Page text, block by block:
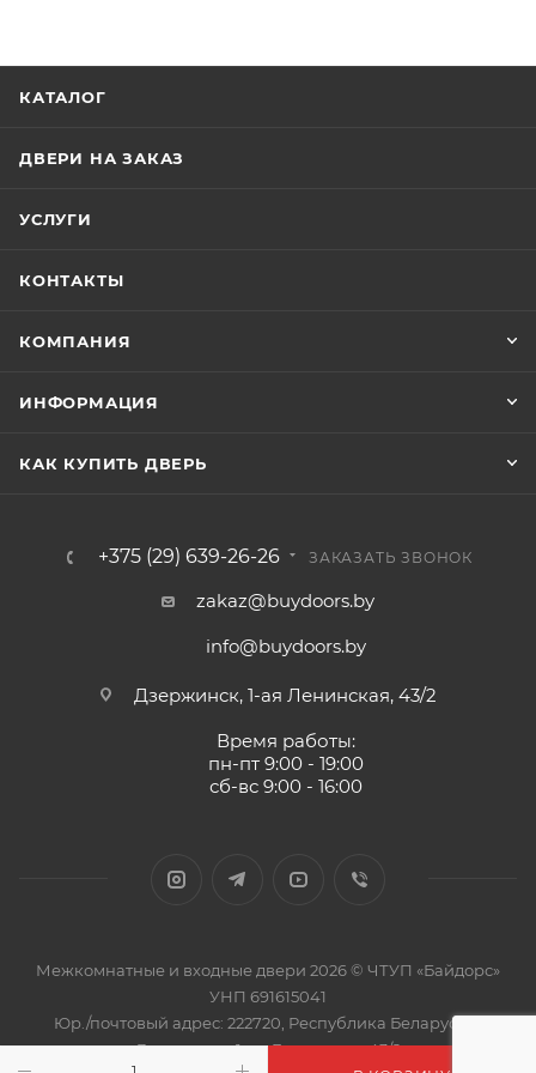
КАТАЛОГ
ДВЕРИ НА ЗАКАЗ
УСЛУГИ
КОНТАКТЫ
КОМПАНИЯ
ИНФОРМАЦИЯ
КАК КУПИТЬ ДВЕРЬ
+375 (29) 639-26-26 ЗАКАЗАТЬ ЗВОНОК
zakaz@buydoors.by
info@buydoors.by
Дзержинск, 1-ая Ленинская, 43/2
Время работы:
пн-пт 9:00 - 19:00
сб-вс 9:00 - 16:00
Межкомнатные и входные двери 2026 © ЧТУП «Байдорс»
УНП 691615041
Юр./почтовый адрес: 222720, Республика Беларусь, г.
Дзержинск, 1-ая Ленинская, 43/2